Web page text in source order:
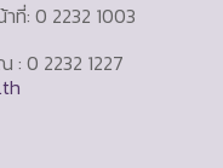
ที่: 0 2232 1003
: 0 2232 1227